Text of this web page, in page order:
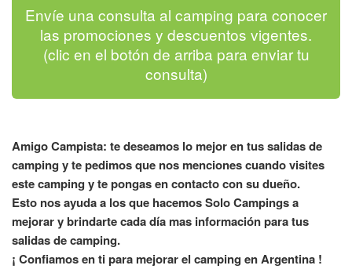
Envíe una consulta al camping para conocer
las promociones y descuentos vigentes.
(clic en el botón de arriba para enviar tu
consulta)
Amigo Campista: te deseamos lo mejor en tus salidas de
camping y te pedimos que nos menciones cuando visites
este camping y te pongas en contacto con su dueño.
Esto nos ayuda a los que hacemos Solo Campings a
mejorar y brindarte cada día mas información para tus
salidas de camping.
¡ Confiamos en ti para mejorar el camping en Argentina !